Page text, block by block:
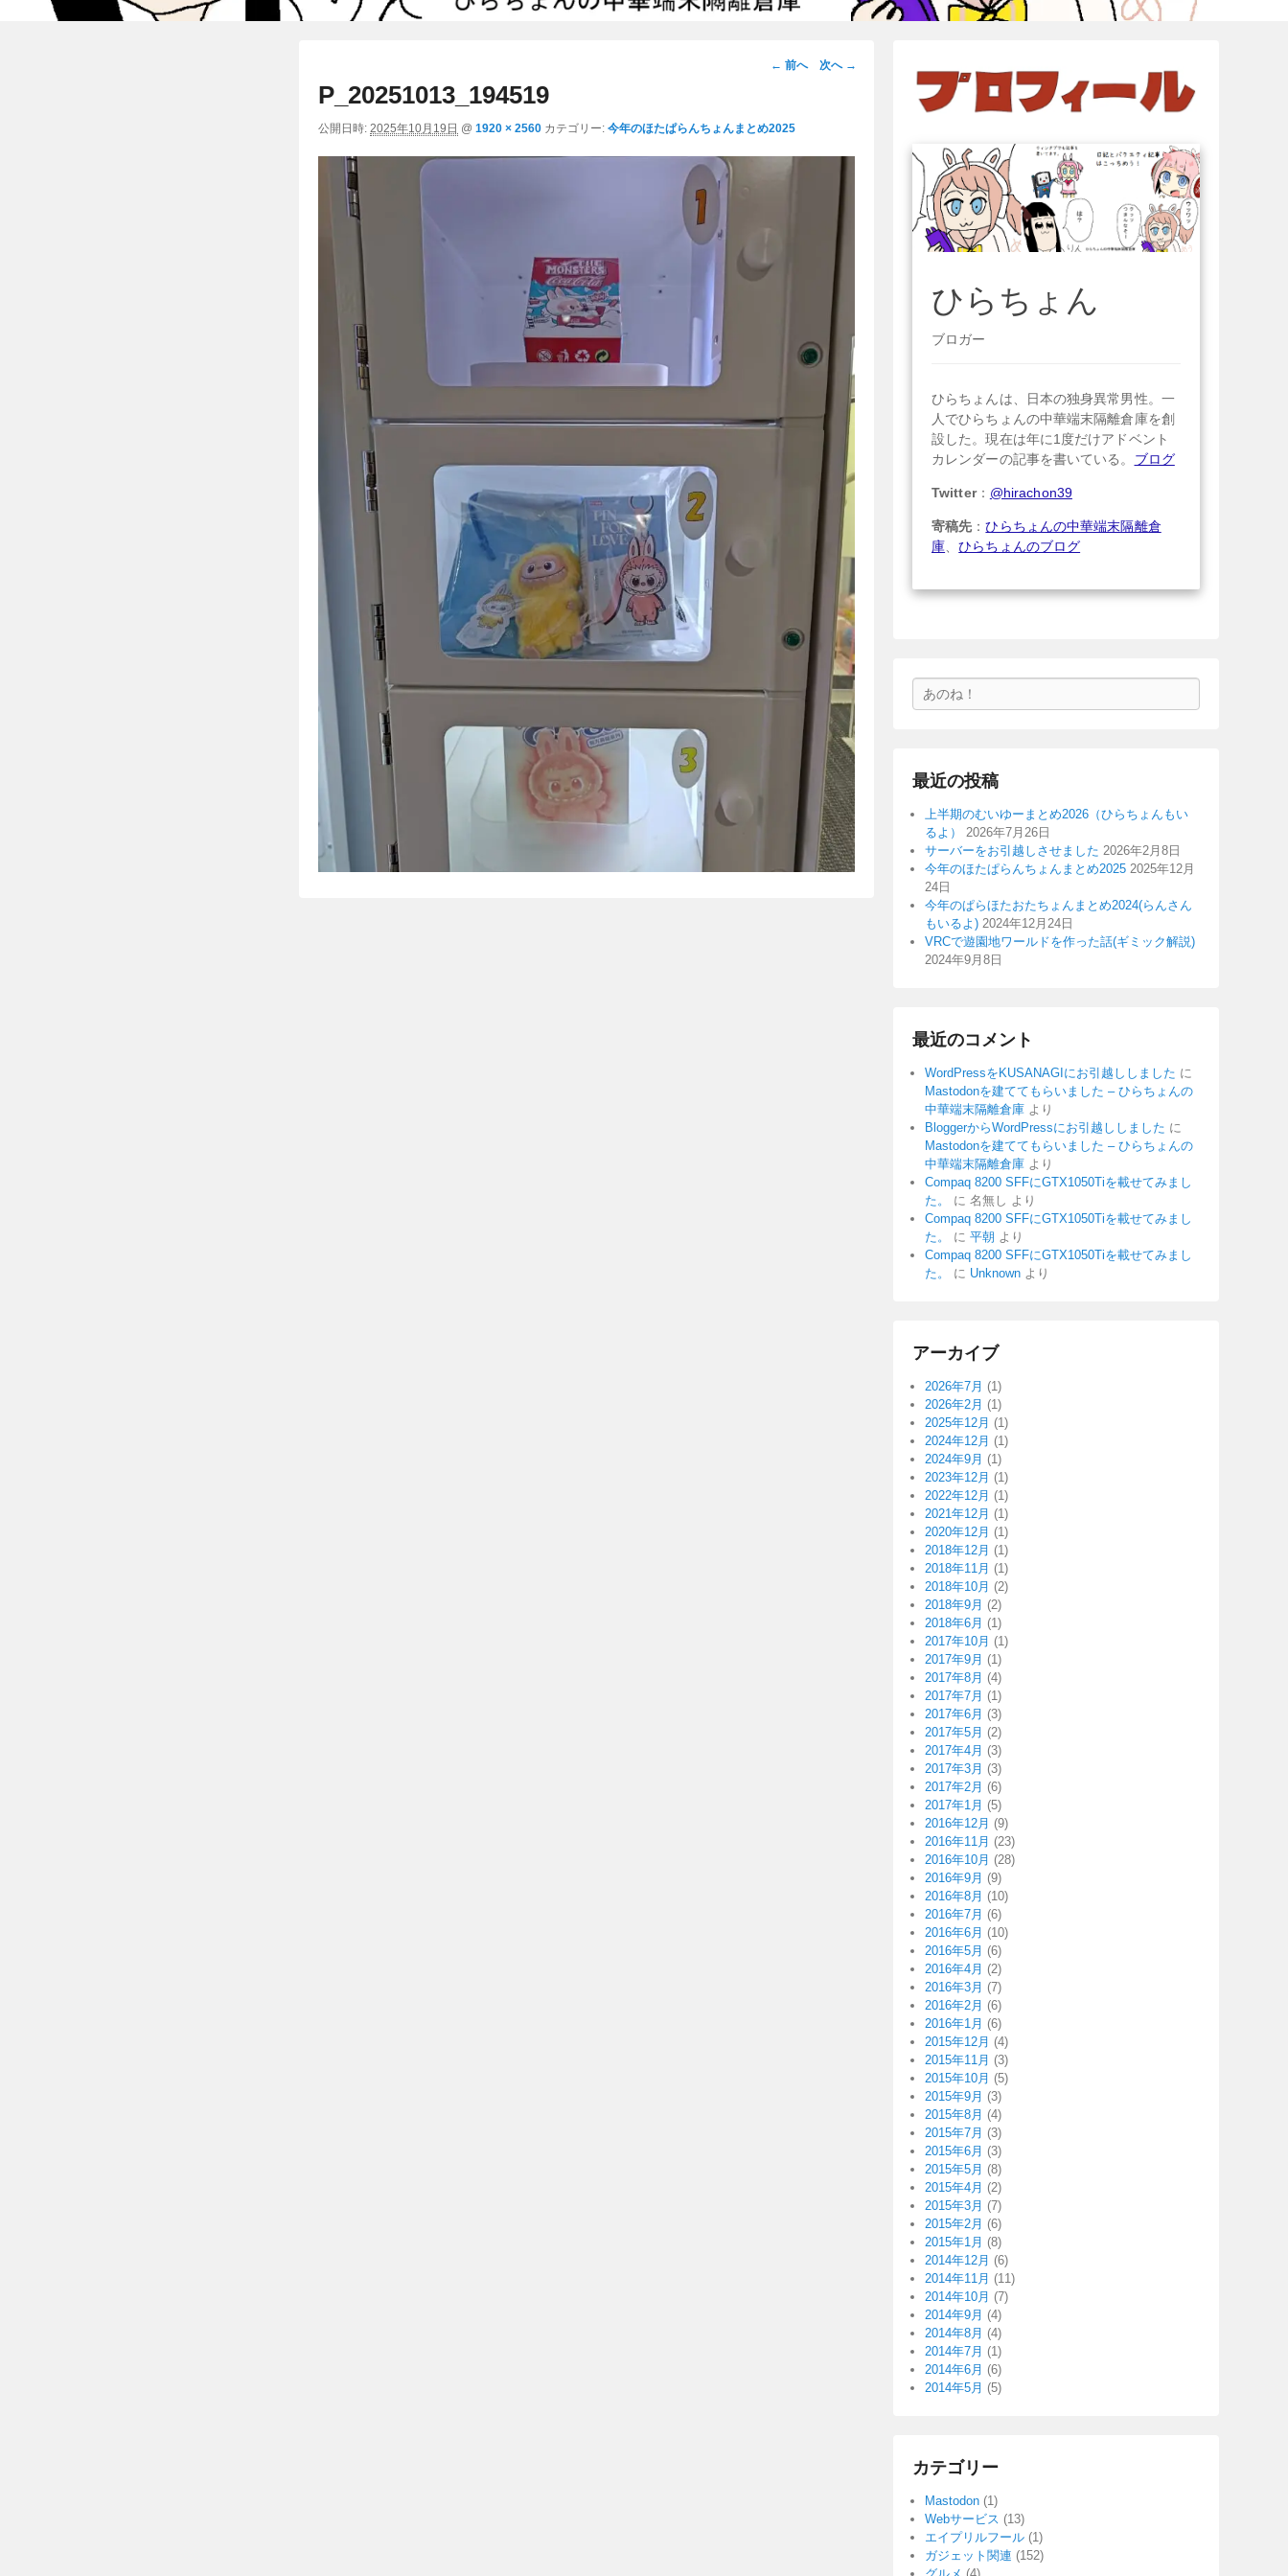
画
ビ
ゲ
← 前へ 次へ →
P_20251013_194519
公開日時: 2025年10月19日 @ 1920 × 2560 カテゴリー: 今年のほたぱらんちょんまとめ2025
ひらちょん
ブロガー
ひらちょんは、日本の独身異常男性。一
人でひらちょんの中華端末隔離倉庫を創
設した。現在は年に1度だけアドベント
カレンダーの記事を書いている。 ブログ
Twitter： @hirachon39
寄稿先 ：ひらちょんの中華端末隔離倉
庫 、ひらちょんのブログ
索
最近の投稿
上半期のむいゆーまとめ2026（ひらちょんもい
るよ）
2026年7月26日
サーバーをお引越しさせました 2026年2月8日
今年のほたぱらんちょんまとめ2025 2025年12月
24日
今年のぱらほたおたちょんまとめ2024(らんさん
もいるよ) 2024年12月24日
VRCで遊園地ワールドを作った話(ギミック解説)
2024年9月8日
最近のコメント
WordPressをKUSANAGIにお引越ししました に
Mastodonを建ててもらいました – ひらちょんの
中華端末隔離倉庫 より
BloggerからWordPressにお引越ししました に
Mastodonを建ててもらいました – ひらちょんの
中華端末隔離倉庫 より
Compaq 8200 SFFにGTX1050Tiを載せてみまし
た。
に 名無し より
Compaq 8200 SFFにGTX1050Tiを載せてみまし
た。
に 平朝 より
Compaq 8200 SFFにGTX1050Tiを載せてみまし
た。
に Unknown より
アーカイブ
2026年7月 (1)
2026年2月 (1)
2025年12月 (1)
2024年12月 (1)
2024年9月 (1)
2023年12月 (1)
2022年12月 (1)
2021年12月 (1)
2020年12月 (1)
2018年12月 (1)
2018年11月 (1)
2018年10月 (2)
2018年9月 (2)
2018年6月 (1)
2017年10月 (1)
2017年9月 (1)
2017年8月 (4)
2017年7月 (1)
2017年6月 (3)
2017年5月 (2)
2017年4月 (3)
2017年3月 (3)
2017年2月 (6)
2017年1月 (5)
2016年12月 (9)
2016年11月 (23)
2016年10月 (28)
2016年9月 (9)
2016年8月 (10)
2016年7月 (6)
2016年6月 (10)
2016年5月 (6)
2016年4月 (2)
2016年3月 (7)
2016年2月 (6)
2016年1月 (6)
2015年12月 (4)
2015年11月 (3)
2015年10月 (5)
2015年9月 (3)
2015年8月 (4)
2015年7月 (3)
2015年6月 (3)
2015年5月 (8)
2015年4月 (2)
2015年3月 (7)
2015年2月 (6)
2015年1月 (8)
2014年12月 (6)
2014年11月 (11)
2014年10月 (7)
2014年9月 (4)
2014年8月 (4)
2014年7月 (1)
2014年6月 (6)
2014年5月 (5)
カテゴリー
Mastodon (1)
Webサービス (13)
エイプリルフール (1)
ガジェット関連 (152)